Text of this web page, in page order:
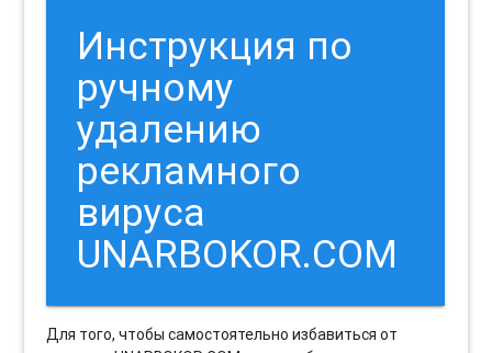
Инструкция по
ручному
удалению
рекламного
вируса
UNARBOKOR.COM
Для того, чтобы самостоятельно избавиться от